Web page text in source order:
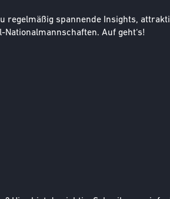
regelmäßig spannende Insights,
Auf geht‘s!